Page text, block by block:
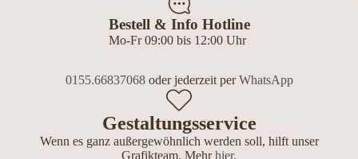
Bestell & Info Hotline
Mo-Fr 09:00 bis 12:00 Uhr
0155.66837068oder jederzeit perWhatsApp
Gestaltungsservice
Wenn es ganz außergewöhnlich werden soll, hilft unser
Grafikteam. Mehrhier.